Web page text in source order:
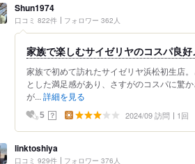
Shun1974
口コミ 822件 フォロワー 362人
家族で楽しむサイゼリヤのコスパ良
家族で初めて訪れたサイゼリヤ浜松初生店
とした満足感があり、さすがのコスパに驚
が... 詳細を見る
5 ？ 2024/09 訪問 1回
linktoshiya
口コミ 929件 フォロワー 376人